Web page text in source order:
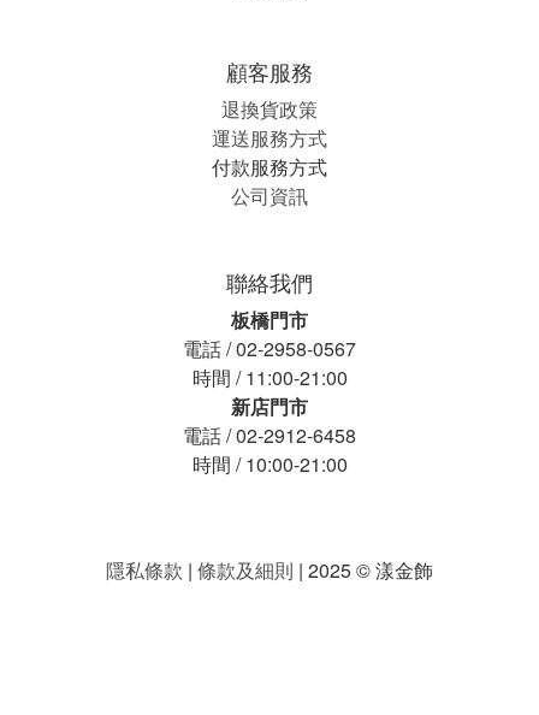
顧客服務
退換貨政策
運送服務方式
付款服務方式
公司資訊
聯絡我們
板橋門市
電話 / 02-2958-0567
時間 / 11:00-21:00
新店門市
電話 / 02-2912-6458
時間 / 10:00-21:00
隱私條款 | 條款及細則 | 2025 © 漾金飾